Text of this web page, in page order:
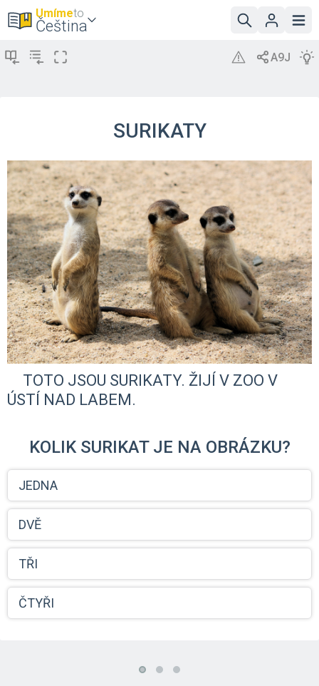
Umímeto
Čeština
SURIKATY
TOTO JSOU SURIKATY. ŽIJÍ V ZOO V
ÚSTÍ NAD LABEM.
KOLIK SURIKAT JE NA OBRÁZKU?
JEDNA
DVĚ
TŘI
ČTYŘI